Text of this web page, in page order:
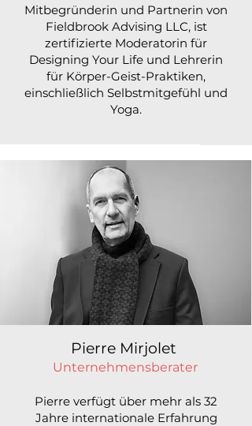
Mitbegründerin und Partnerin von
Fieldbrook Advising LLC, ist
zertifizierte Moderatorin für
Designing Your Life und Lehrerin
für Körper-Geist-Praktiken,
einschließlich Selbstmitgefühl und
Yoga.
Pierre Mirjolet
Unternehmensberater
Pierre verfügt über mehr als 32
Jahre internationale Erfahrung